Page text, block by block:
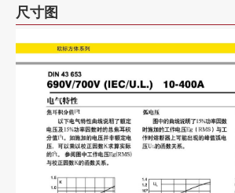
尺寸图